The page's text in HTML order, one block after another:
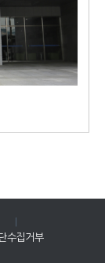
수집거부